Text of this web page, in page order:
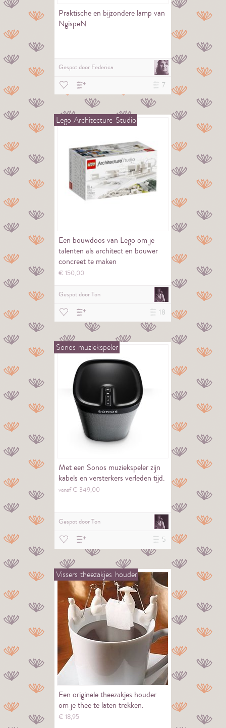
Praktische en bijzondere lamp van
NgispeN
Gespot door Federica
7
Lego Architecture Studio
Een bouwdoos van Lego om je
talenten als architect en bouwer
concreet te maken
€ 150,00
Gespot doorTon
18
Sonos muziekspeler
Met een Sonos muziekspeler zijn
kabels en versterkers verleden tijd.
vanaf € 349,00
Gespot doorTon
5
Vissers theezakjes houder
Een originele theezakjes houder
om je thee te laten trekken.
€ 18,95